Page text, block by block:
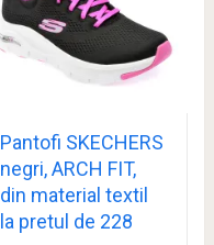
Pantofi SKECHERS
negri, ARCH FIT,
din material textil
la pretul de 228